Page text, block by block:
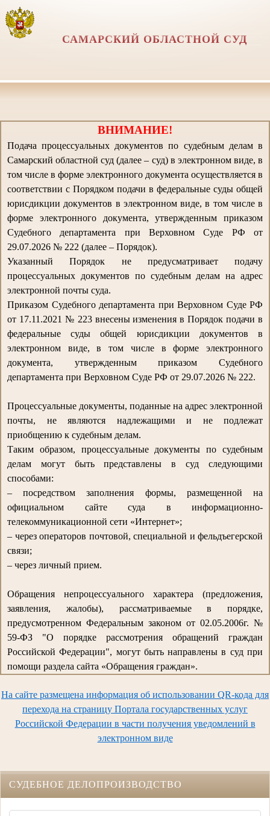
САМАРСКИЙ ОБЛАСТНОЙ СУД
ВНИМАНИЕ!
Подача процессуальных документов по судебным делам в
Самарский областной суд (далее – суд) в электронном виде, в
том числе в форме электронного документа осуществляется в
соответствии с Порядком подачи в федеральные суды общей
юрисдикции документов в электронном виде, в том числе в
форме электронного документа, утвержденным приказом
Судебного департамента при Верховном Суде РФ от
29.07.2026 № 222 (далее – Порядок).
Указанный Порядок не предусматривает подачу
процессуальных документов по судебным делам на адрес
электронной почты суда.
Приказом Судебного департамента при Верховном Суде РФ
от 17.11.2021 № 223 внесены изменения в Порядок подачи в
федеральные суды общей юрисдикции документов в
электронном виде, в том числе в форме электронного
документа, утвержденным приказом Судебного
департамента при Верховном Суде РФ от 29.07.2026 № 222.
Процессуальные документы, поданные на адрес электронной
почты, не являются надлежащими и не подлежат
приобщению к судебным делам.
Таким образом, процессуальные документы по судебным
делам могут быть представлены в суд следующими
способами:
– посредством заполнения формы, размещенной на
официальном сайте суда в информационно-
телекоммуникационной сети «Интернет»;
– через операторов почтовой, специальной и фельдъегерской
связи;
– через личный прием.
Обращения непроцессуального характера (предложения,
заявления, жалобы), рассматриваемые в порядке,
предусмотренном Федеральным законом от 02.05.2006г. №
59-ФЗ "О порядке рассмотрения обращений граждан
Российской Федерации", могут быть направлены в суд при
помощи раздела сайта «Обращения граждан».
На сайте размещена информация об использовании QR-кода для
перехода на страницу Портала государственных услуг
Российской Федерации в части получения уведомлений в
электронном виде
СУДЕБНОЕ ДЕЛОПРОИЗВОДСТВО